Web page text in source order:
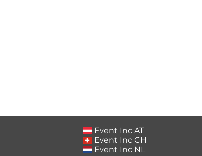
Event Inc AT
Event Inc CH
Event Inc NL